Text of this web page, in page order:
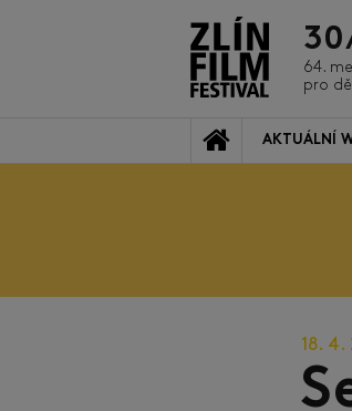
64.
pro
AKTUÁLNÍ
18. 4.